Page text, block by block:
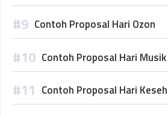
Contoh Proposal Hari Ozon
Contoh Proposal Hari
Contoh Proposal Hari